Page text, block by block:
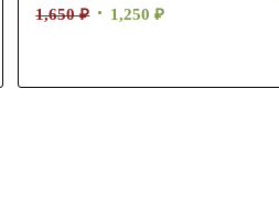
1,650₽ 1,250₽